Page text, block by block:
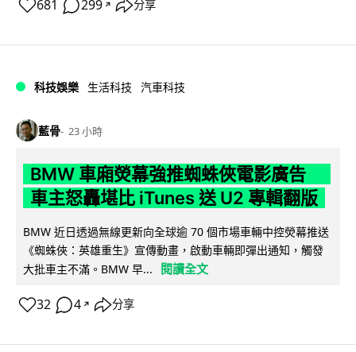
681 299 ↗ 分享
科技娛樂 生活科技 汽車科技
藍骨 23 小時
BMW 車廂熒幕強推蜘蛛俠電影廣告
車主怒轟堪比 iTunes 送 U2 專輯翻版
BMW 近日透過無線更新向全球逾 70 個市場車輛中控熒幕推送
《蜘蛛俠：英雄重生》宣傳動畫，啟動車輛即彈出通知，觸發
大批車主不滿。BMW 早...
閱讀全文
32 4 ↗ 分享